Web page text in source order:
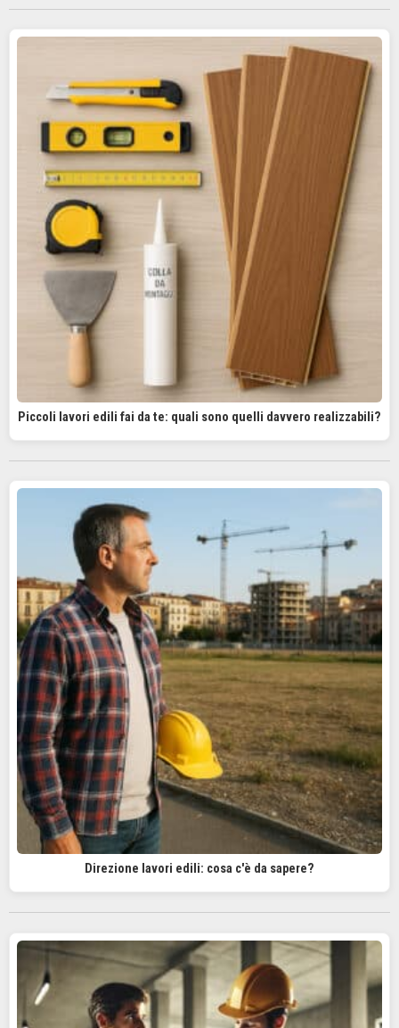
Piccoli lavori edili fai da te: quali sono quelli davvero realizzabili?
Direzione lavori edili: cosa c'è da sapere?